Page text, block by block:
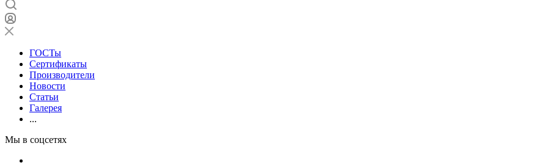
ГОСТы
Сертификаты
Производители
Новости
Статьи
Галерея
...
Мы в соцсетях